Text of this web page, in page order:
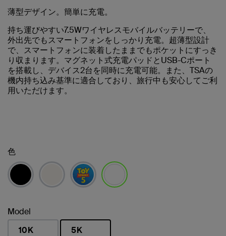
薄型デザイン。簡単に充電。
持ち運びやすい7.5Wワイヤレスモバイルバッテリーで、
外出先でもスマートフォンをしっかり充電。超薄型設計
で、スマートフォンに装着したままでもポケットにすっき
り収まります。マグネット式充電パッドとUSB-Cポート
を搭載し、デバイス2台を同時に充電可能。また、TSAの
機内持ち込み基準に適合しており、旅行中も安心してご利
用いただけます。
色
Model
10K
5K